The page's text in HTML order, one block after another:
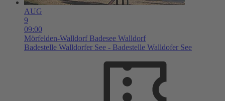
AUG
9
09:00
Mörfelden-Walldorf Badesee Walldorf
Badestelle Walldorfer See - Badestelle Walldofer See